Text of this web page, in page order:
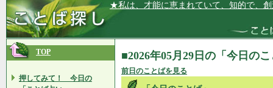
★私は、才能に恵まれていて、知的で、
TOP
押してみて！ 今日の
■2026年05月29日の「今日の
前日のことばを見る